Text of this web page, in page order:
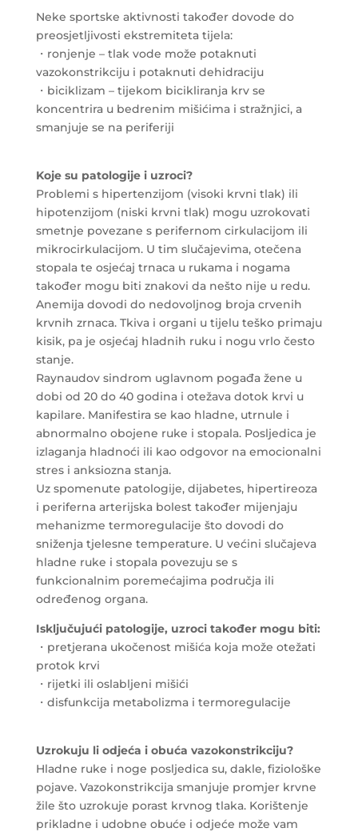
Neke sportske aktivnosti također dovode do
preosjetljivosti ekstremiteta tijela:
・ronjenje – tlak vode može potaknuti
vazokonstrikciju i potaknuti dehidraciju
・biciklizam – tijekom bicikliranja krv se
koncentrira u bedrenim mišićima i stražnjici, a
smanjuje se na periferiji
Koje su patologije i uzroci?
Problemi s hipertenzijom (visoki krvni tlak) ili
hipotenzijom (niski krvni tlak) mogu uzrokovati
smetnje povezane s perifernom cirkulacijom ili
mikrocirkulacijom. U tim slučajevima, otečena
stopala te osjećaj trnaca u rukama i nogama
također mogu biti znakovi da nešto nije u redu.
Anemija dovodi do nedovoljnog broja crvenih
krvnih zrnaca. Tkiva i organi u tijelu teško primaju
kisik, pa je osjećaj hladnih ruku i nogu vrlo često
stanje.
Raynaudov sindrom uglavnom pogađa žene u
dobi od 20 do 40 godina i otežava dotok krvi u
kapilare. Manifestira se kao hladne, utrnule i
abnormalno obojene ruke i stopala. Posljedica je
izlaganja hladnoći ili kao odgovor na emocionalni
stres i anksiozna stanja.
Uz spomenute patologije, dijabetes, hipertireoza
i periferna arterijska bolest također mijenjaju
mehanizme termoregulacije što dovodi do
sniženja tjelesne temperature. U većini slučajeva
hladne ruke i stopala povezuju se s
funkcionalnim poremećajima područja ili
određenog organa.
Isključujući patologije, uzroci također mogu biti:
・pretjerana ukočenost mišića koja može otežati
protok krvi
・rijetki ili oslabljeni mišići
・disfunkcija metabolizma i termoregulacije
Uzrokuju li odjeća i obuća vazokonstrikciju?
Hladne ruke i noge posljedica su, dakle, fiziološke
pojave. Vazokonstrikcija smanjuje promjer krvne
žile što uzrokuje porast krvnog tlaka. Korištenje
prikladne i udobne obuće i odjeće može vam